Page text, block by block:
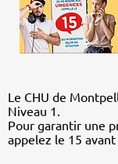
Le CHU de
Niveau 1.
Pour garantir une
appelez le 15